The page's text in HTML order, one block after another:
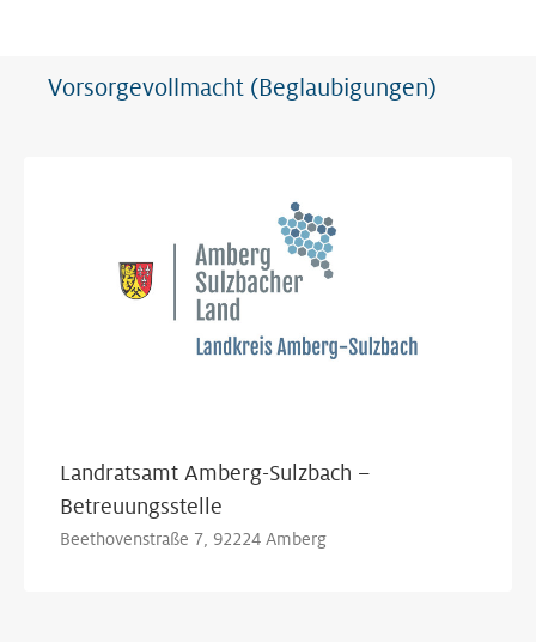
Vorsorgevollmacht (Beglaubigungen)
Landratsamt Amberg-Sulzbach –
Betreuungsstelle
Beethovenstraße 7, 92224 Amberg